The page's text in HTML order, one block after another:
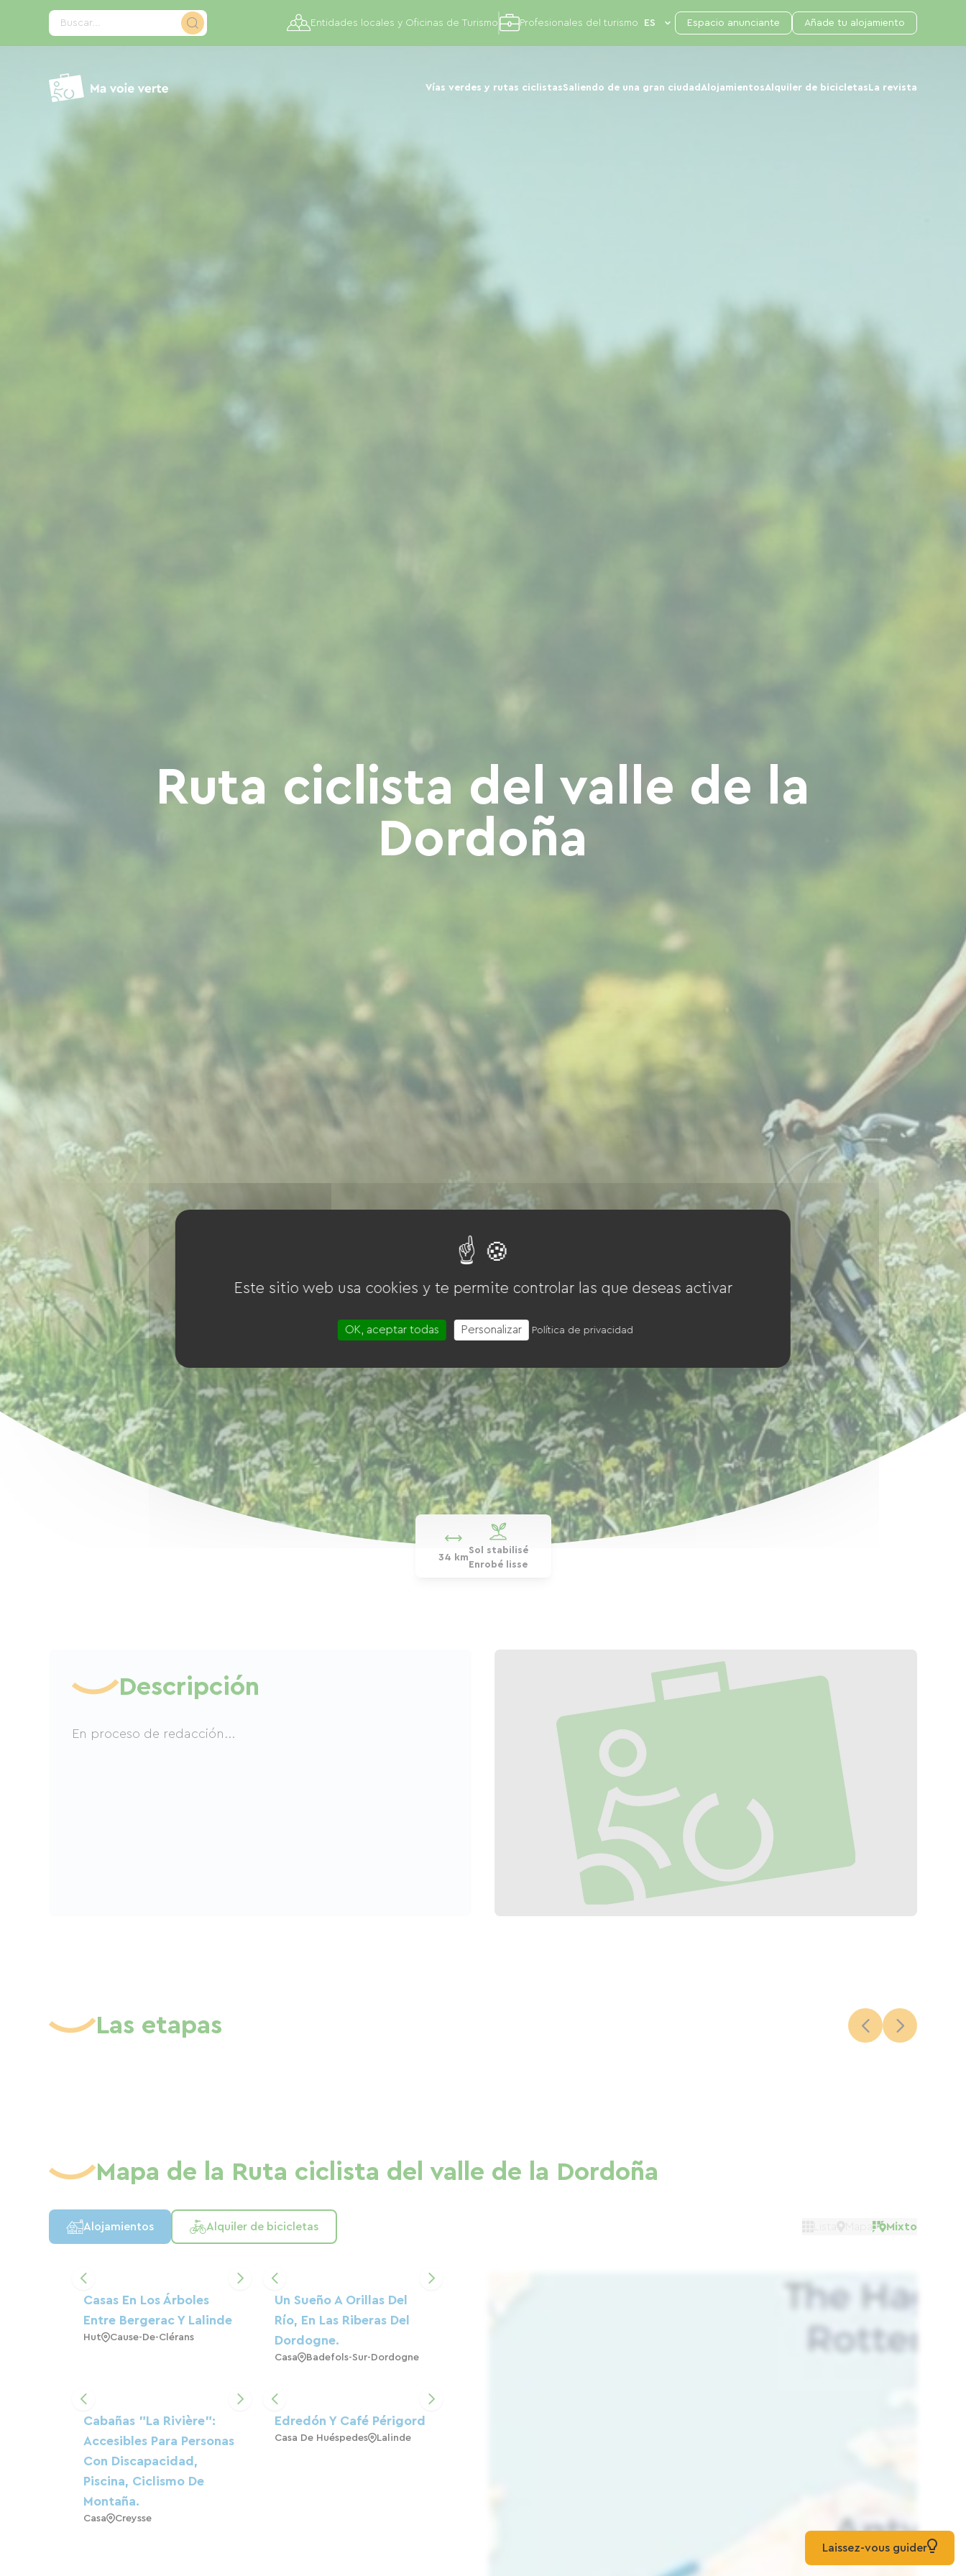
Buscar...
Vías verdes y rutas ciclistasSaliendo de una gran ciudad AlojamientosAlquiler de bicicletas La revista
Entidades locales y Oficinas de Turismo Profesionales del turismo Espacio anunciante Añade tu alojamiento
Ruta ciclista del valle de la
Dordoña
34 km
Sol stabilisé
Enrobé lisse
Descripción
En proceso de redacción...
Las etapas
Mapa de la Ruta ciclista del valle de la Dordoña
Alojamientos Alquiler de bicicletas Mixto
Casas En Los Árboles
Entre Bergerac Y Lalinde
Hut Cause-De-Clérans
Un Sueño A Orillas Del
Río, En Las Riberas Del
Dordogne.
Casa Badefols-Sur-Dordogne
Cabañas "La Rivière":
Accesibles Para Personas
Con Discapacidad,
Piscina, Ciclismo De
Montaña.
Casa Creysse
Edredón Y Café Périgord
Casa De Huéspedes Lalinde
Laissez-vous guider
Panel de gestión de cookies
Este sitio web usa cookies y te permite controlar las que deseas activar
OK, aceptar todas Personalizar Política de privacidad